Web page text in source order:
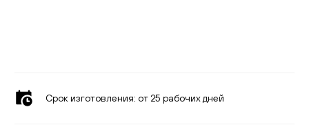
Срок изготовления: от 25 рабочих дней